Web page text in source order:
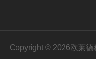
Copyright © 2026欧莱